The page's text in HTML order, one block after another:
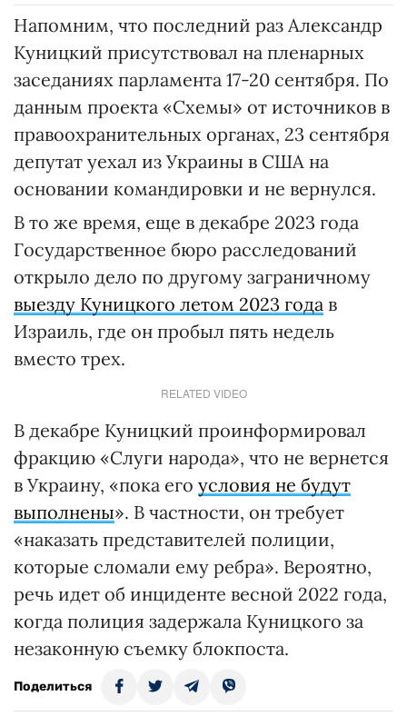
Напомним, что последний раз Александр
Куницкий присутствовал на пленарных
заседаниях парламента 17-20 сентября. По
данным проекта «Схемы» от источников в
правоохранительных органах, 23 сентября
депутат уехал из Украины в США на
основании командировки и не вернулся.
В то же время, еще в декабре 2023 года
Государственное бюро расследований
открыло дело по другому заграничному
выезду Куницкого летом 2023 года в
Израиль, где он пробыл пять недель
вместо трех.
RELATED VIDEO
В декабре Куницкий проинформировал
фракцию «Слуги народа», что не вернется
в Украину, «пока его условия не будут
выполнены». В частности, он требует
«наказать представителей полиции,
которые сломали ему ребра». Вероятно,
речь идет об инциденте весной 2022 года,
когда полиция задержала Куницкого за
незаконную съемку блокпоста.
Поделиться